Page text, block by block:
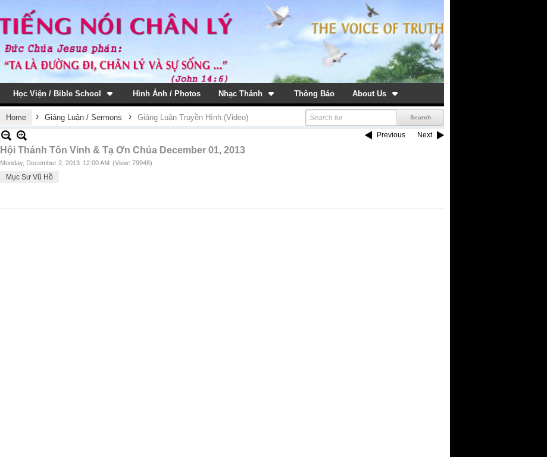
Học Viện / Bible School Hình Ảnh / Photos Nhạc Thánh Thông Báo About Us
Home › Giảng Luận / Sermons › Giảng Luận Truyền Hình (Video)
Previous Next
Hội Thánh Tôn Vinh & Tạ Ơn Chúa December 01, 2013
Monday, December 2, 2013 12:00 AM (View: 79948)
Mục Sư Vũ Hồ